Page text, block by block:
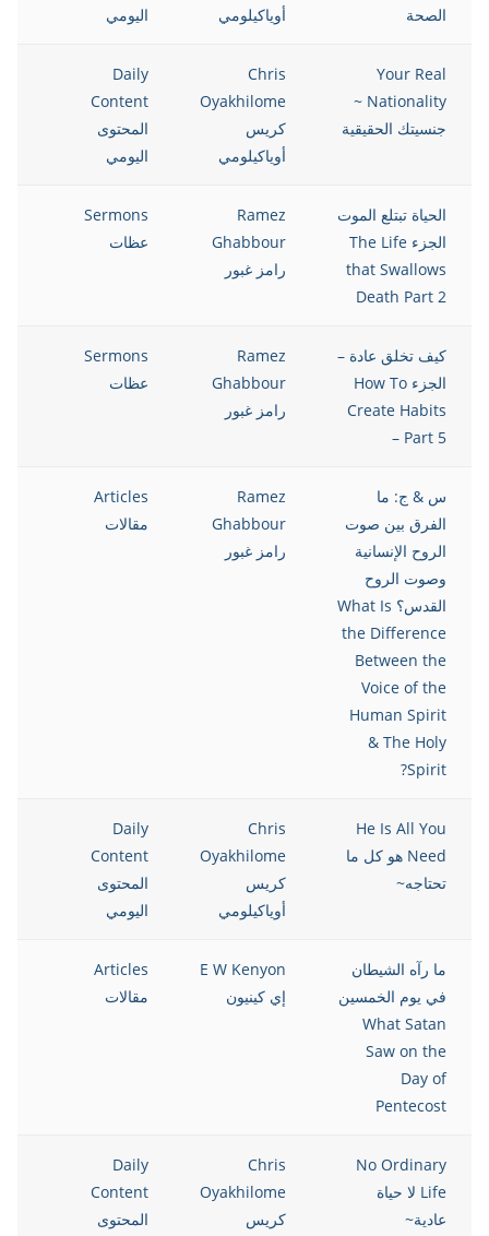
الصحة
أوياكيلومي
اليومي
Your Real
Nationality ~
جنسيتك الحقيقية
Chris
Oyakhilome
كريس
أوياكيلومي
Daily
Content
المحتوى
اليومي
الحياة تبتلع الموت
الجزء The Life
that Swallows
Death Part 2
Ramez
Ghabbour
رامز غبور
Sermons
عظات
كيف تخلق عادة –
الجزء How To
Create Habits
– Part 5
Ramez
Ghabbour
رامز غبور
Sermons
عظات
س & ج: ما
الفرق بين صوت
الروح الإنسانية
وصوت الروح
القدس؟ What Is
the Difference
Between the
Voice of the
Human Spirit
& The Holy
Spirit?
Ramez
Ghabbour
رامز غبور
Articles
مقالات
He Is All You
Need هو كل ما
تحتاجه~
Chris
Oyakhilome
كريس
أوياكيلومي
Daily
Content
المحتوى
اليومي
ما رآه الشيطان
في يوم الخمسين
What Satan
Saw on the
Day of
Pentecost
E W Kenyon
إي كينيون
Articles
مقالات
No Ordinary
Life لا حياة
عادية~
Chris
Oyakhilome
كريس
Daily
Content
المحتوى